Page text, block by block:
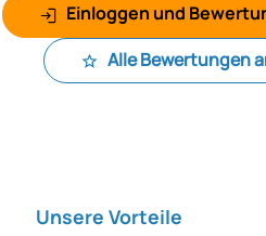
Einloggen und
Alle Bewertungen
Unsere Vorteile